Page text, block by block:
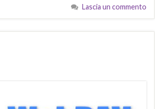
Lascia un commento